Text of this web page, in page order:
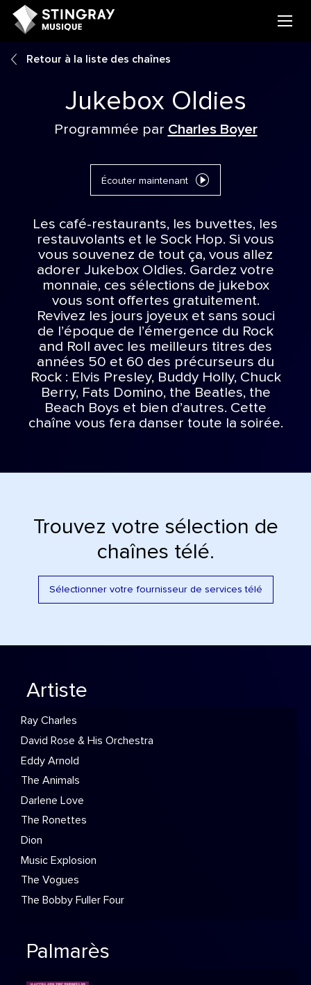
Retour à la liste des chaînes
Jukebox Oldies
Programmée par Charles Boyer
Écouter maintenant
Les café-restaurants, les buvettes, les
restauvolants et le Sock Hop. Si vous
vous souvenez de tout ça, vous allez
adorer Jukebox Oldies. Gardez votre
monnaie, ces sélections de jukebox
vous sont offertes gratuitement.
Revivez les jours joyeux et sans souci
de l’époque de l’émergence du Rock
and Roll avec les meilleurs titres des
années 50 et 60 des précurseurs du
Rock : Elvis Presley, Buddy Holly, Chuck
Berry, Fats Domino, the Beatles, the
Beach Boys et bien d’autres. Cette
chaîne vous fera danser toute la soirée.
Trouvez votre sélection de
chaînes télé.
Sélectionner votre fournisseur de services télé
Artiste
Ray Charles
David Rose & His Orchestra
Eddy Arnold
The Animals
Darlene Love
The Ronettes
Dion
Music Explosion
The Vogues
The Bobby Fuller Four
Palmarès